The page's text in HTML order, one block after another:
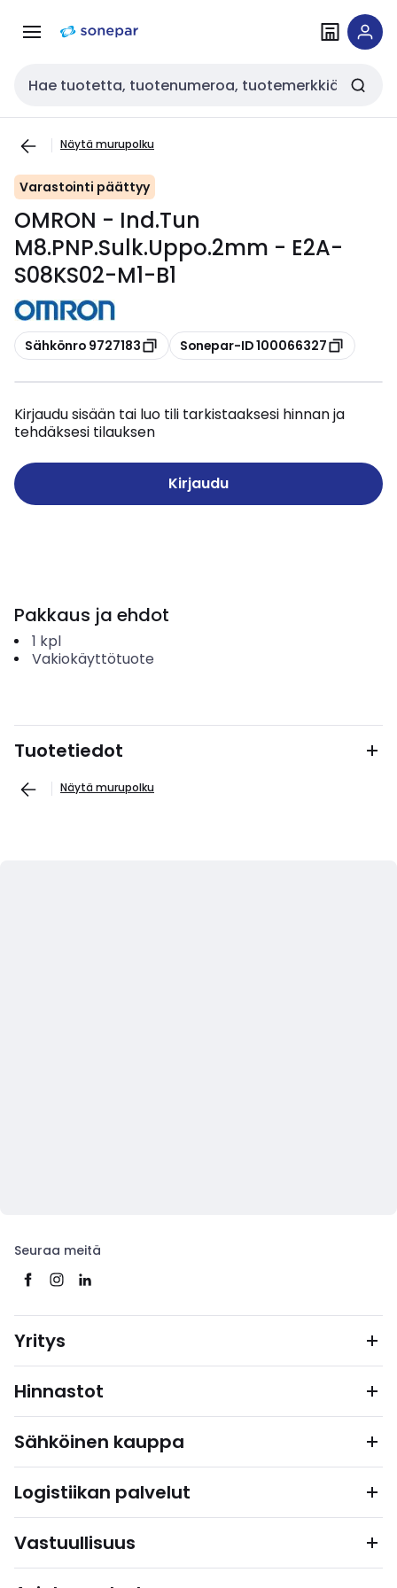
navigointiinsisältöön
Haku
Näytä murupolku
Varastointi päättyy
OMRON - Ind.Tun
M8.PNP.Sulk.Uppo.2mm - E2A-
S08KS02-M1-B1
Kopioi
Sähkönro 9727183 Kopioi
Sonepar-ID 100066327
Kirjaudu sisään tai luo tili tarkistaaksesi hinnan ja
tehdäksesi tilauksen
Kirjaudu
Pakkaus ja ehdot
1 kpl
Vakiokäyttötuote
Tuotetiedot
Näytä murupolku
Seuraa meitä
Yritys
Hinnastot
Sähköinen kauppa
Logistiikan palvelut
Vastuullisuus